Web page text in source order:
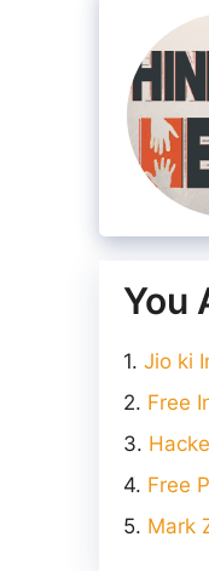
You
Jio ki
Free
Free
Mark